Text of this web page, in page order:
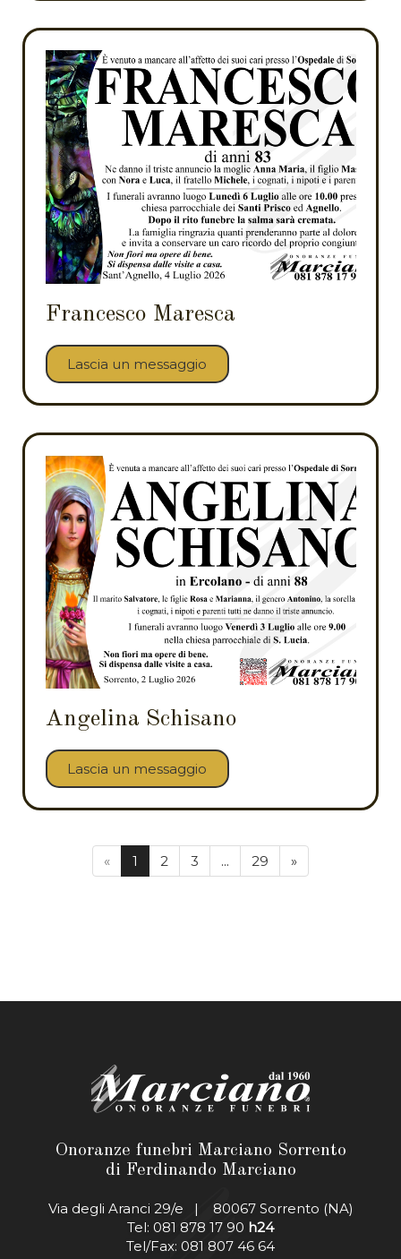
Francesco Maresca
Lascia un messaggio
Angelina Schisano
Lascia un messaggio
« 1 2 3 ... 29 »
Onoranze funebri Marciano Sorrento
di Ferdinando Marciano
Via degli Aranci 29/e | 80067 Sorrento (NA)
Tel: 081 878 17 90 h24
Tel/Fax: 081 807 46 64